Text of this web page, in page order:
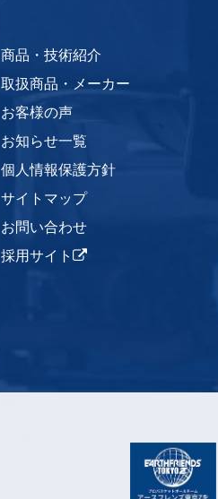
商品・技術紹介
取扱商品・メーカー
お客様の声
お知らせ一覧
個人情報保護方針
サイトマップ
お問い合わせ
採用サイト